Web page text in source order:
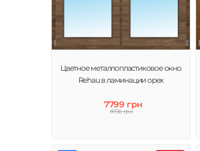
Цветное металлопластиковое окно
Rehau в ламинации орех
7799 грн
8736 грн